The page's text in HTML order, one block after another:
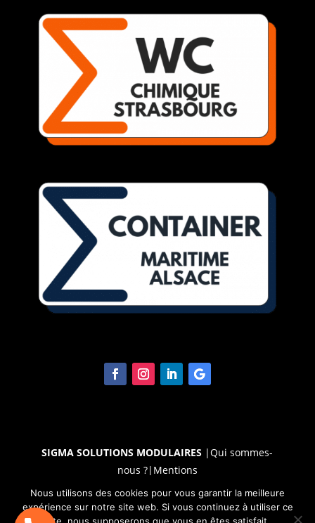
SIGMA SOLUTIONS MODULAIRES |Qui sommes-
nous ?| Mentions
légales | RGPD | Cookies | CGU | CGV | Médiateur|
Nous utilisons des cookies pour vous garantir la meilleure
expérience sur notre site web. Si vous continuez à utiliser ce